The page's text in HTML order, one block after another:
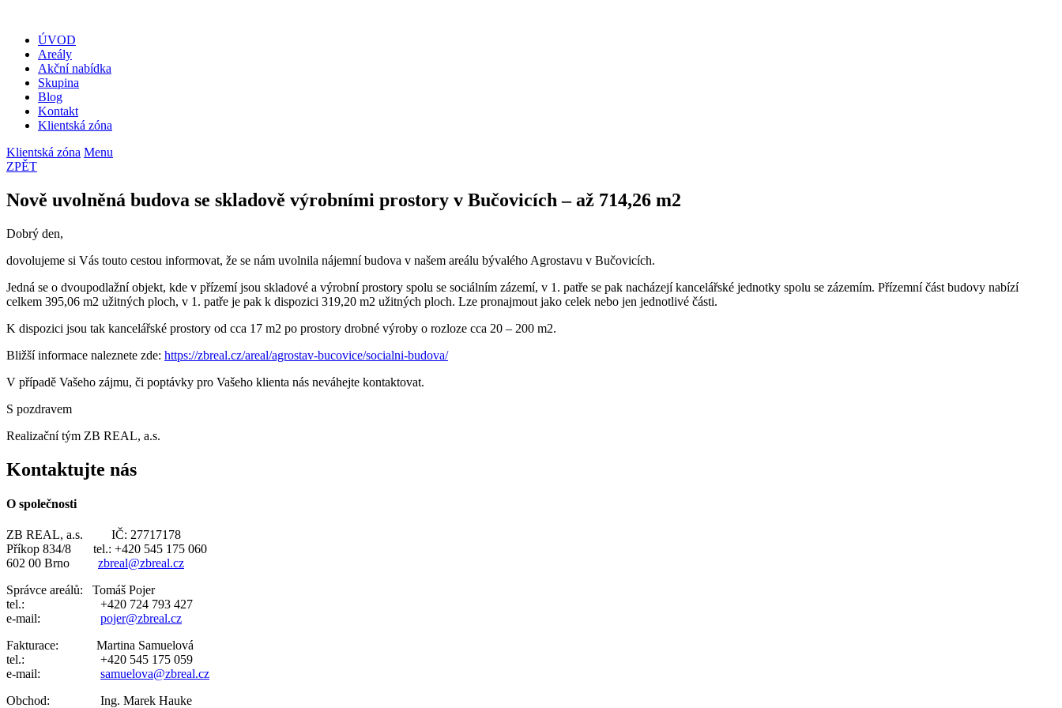
ÚVOD
Areály
Akční nabídka
Skupina
Blog
Kontakt
Klientská zóna
Klientská zóna Menu
ZPĚT
Nově uvolněná budova se skladově výrobními prostory v Bučovicích – až 714,26 m2
Dobrý den,
dovolujeme si Vás touto cestou informovat, že se nám uvolnila nájemní budova v našem areálu bývalého Agrostavu v Bučovicích.
Jedná se o dvoupodlažní objekt, kde v přízemí jsou skladové a výrobní prostory spolu se sociálním zázemí, v 1. patře se pak nacházejí kancelářské jednotky spolu se zázemím. Přízemní část budovy nabízí
celkem 395,06 m2 užitných ploch, v 1. patře je pak k dispozici 319,20 m2 užitných ploch. Lze pronajmout jako celek nebo jen jednotlivé části.
K dispozici jsou tak kancelářské prostory od cca 17 m2 po prostory drobné výroby o rozloze cca 20 – 200 m2.
Bližší informace naleznete zde: https://zbreal.cz/areal/agrostav-bucovice/socialni-budova/
V případě Vašeho zájmu, či poptávky pro Vašeho klienta nás neváhejte kontaktovat.
S pozdravem
Realizační tým ZB REAL, a.s.
Kontaktujte nás
O společnosti
ZB REAL, a.s. IČ: 27717178
Příkop 834/8 tel.: +420 545 175 060
602 00 Brno zbreal@zbreal.cz
Správce areálů: Tomáš Pojer
tel.: +420 724 793 427
e-mail: pojer@zbreal.cz
Fakturace: Martina Samuelová
tel.: +420 545 175 059
e-mail: samuelova@zbreal.cz
Obchod: Ing. Marek Hauke